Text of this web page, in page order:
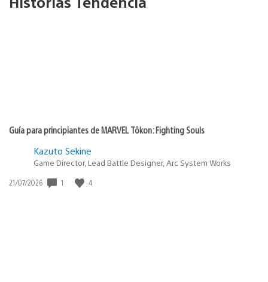
Guía para principiantes de MARVEL Tōkon: Fighting Souls
Kazuto Sekine
Game Director, Lead Battle Designer, Arc System Works
Fecha
21/07/2026 1 4